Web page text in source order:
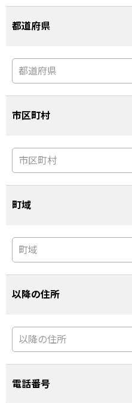
都道府県
市区町村
町域
以降の住所
電話番号